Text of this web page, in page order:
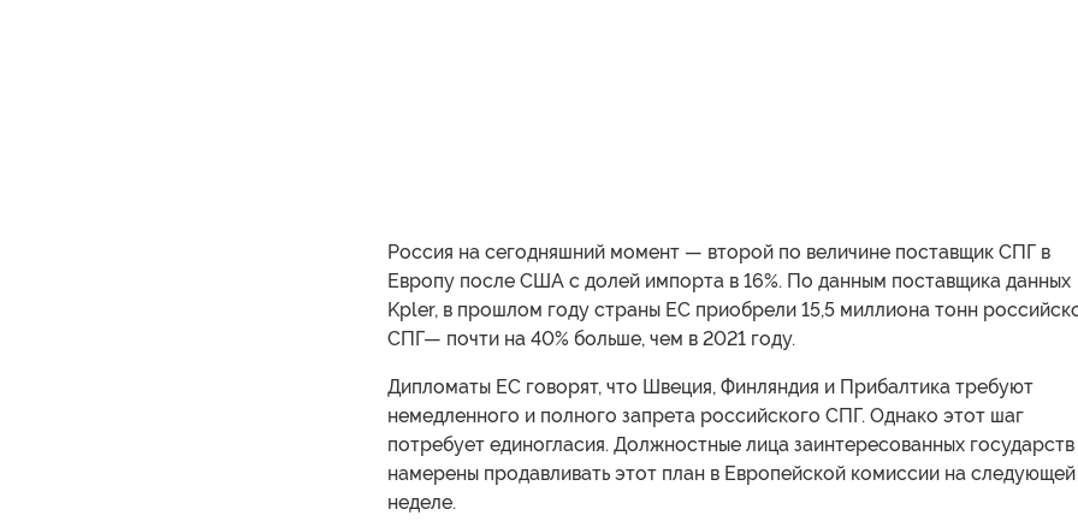
Россия на сегодняшний момент — второй по величине поставщик СПГ в
Европу после США с долей импорта в 16%. По данным поставщика данных
Kpler, в прошлом году страны ЕС приобрели 15,5 миллиона тонн
СПГ— почти на 40% больше, чем в 2021 году.
Дипломаты ЕС говорят, что Швеция, Финляндия и Прибалтика требуют
немедленного и полного запрета российского СПГ. Однако этот шаг
потребует единогласия. Должностные лица заинтересованных государств
намерены продавливать этот план в Европейской комиссии на следующей
неделе.